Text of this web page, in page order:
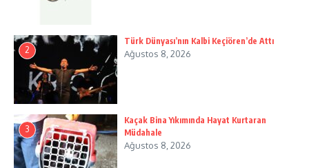
2
Türk Dünyası’nın Kalbi Keçiören’de Attı
Ağustos 8, 2026
3
Kaçak Bina Yıkımında Hayat Kurtaran
Müdahale
Ağustos 8, 2026